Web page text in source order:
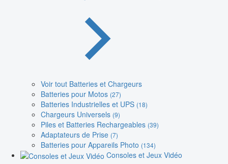
Voir tout Batteries et Chargeurs
Batteries pour Motos (27)
Batteries Industrielles et UPS (18)
Chargeurs Universels (9)
Piles et Batteries Rechargeables (39)
Adaptateurs de Prise (7)
Batteries pour Appareils Photo (134)
Consoles et Jeux Vidéo